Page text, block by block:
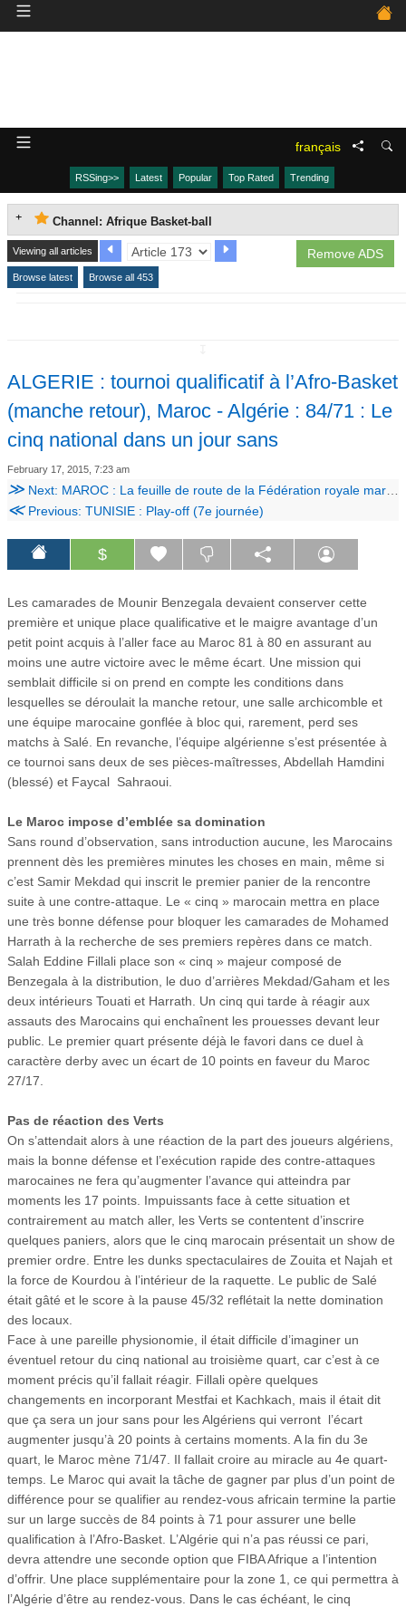
français
RSSing>> Latest Popular Top Rated Trending
Channel: Afrique Basket-ball
Remove ADS
Viewing all articles
Browse latest Browse all 453
ALGERIE : tournoi qualificatif à l’Afro-Basket
(manche retour), Maroc - Algérie : 84/71 : Le
cinq national dans un jour sans
February 17, 2015, 7:23 am
≫ Next: MAROC : La feuille de route de la Fédération royale marocaine de basketball
≪Previous: TUNISIE : Play-off (7e journée)
$
Les camarades de Mounir Benzegala devaient conserver cette
première et unique place qualificative et le maigre avantage d’un
petit point acquis à l’aller face au Maroc 81 à 80 en assurant au
moins une autre victoire avec le même écart. Une mission qui
semblait difficile si on prend en compte les conditions dans
lesquelles se déroulait la manche retour, une salle archicomble et
une équipe marocaine gonflée à bloc qui, rarement, perd ses
matchs à Salé. En revanche, l’équipe algérienne s’est présentée à
ce tournoi sans deux de ses pièces-maîtresses, Abdellah Hamdini
(blessé) et Faycal Sahraoui.
Le Maroc impose d’emblée sa domination
Sans round d’observation, sans introduction aucune, les Marocains
prennent dès les premières minutes les choses en main, même si
c’est Samir Mekdad qui inscrit le premier panier de la rencontre
suite à une contre-attaque. Le « cinq » marocain mettra en place
une très bonne défense pour bloquer les camarades de Mohamed
Harrath à la recherche de ses premiers repères dans ce match.
Salah Eddine Fillali place son « cinq » majeur composé de
Benzegala à la distribution, le duo d’arrières Mekdad/Gaham et les
deux intérieurs Touati et Harrath. Un cinq qui tarde à réagir aux
assauts des Marocains qui enchaînent les prouesses devant leur
public. Le premier quart présente déjà le favori dans ce duel à
caractère derby avec un écart de 10 points en faveur du Maroc
27/17.
Pas de réaction des Verts
On s’attendait alors à une réaction de la part des joueurs algériens,
mais la bonne défense et l’exécution rapide des contre-attaques
marocaines ne fera qu’augmenter l’avance qui atteindra par
moments les 17 points. Impuissants face à cette situation et
contrairement au match aller, les Verts se contentent d’inscrire
quelques paniers, alors que le cinq marocain présentait un show de
premier ordre. Entre les dunks spectaculaires de Zouita et Najah et
la force de Kourdou à l’intérieur de la raquette. Le public de Salé
était gâté et le score à la pause 45/32 reflétait la nette domination
des locaux.
Face à une pareille physionomie, il était difficile d’imaginer un
éventuel retour du cinq national au troisième quart, car c’est à ce
moment précis qu’il fallait réagir. Fillali opère quelques
changements en incorporant Mestfai et Kachkach, mais il était dit
que ça sera un jour sans pour les Algériens qui verront l’écart
augmenter jusqu’à 20 points à certains moments. A la fin du 3e
quart, le Maroc mène 71/47. Il fallait croire au miracle au 4e quart-
temps. Le Maroc qui avait la tâche de gagner par plus d’un point de
différence pour se qualifier au rendez-vous africain termine la partie
sur un large succès de 84 points à 71 pour assurer une belle
qualification à l’Afro-Basket. L’Algérie qui n’a pas réussi ce pari,
devra attendre une seconde option que FIBA Afrique a l’intention
d’offrir. Une place supplémentaire pour la zone 1, ce qui permettra à
l’Algérie d’être au rendez-vous. Dans le cas échéant, le cinq